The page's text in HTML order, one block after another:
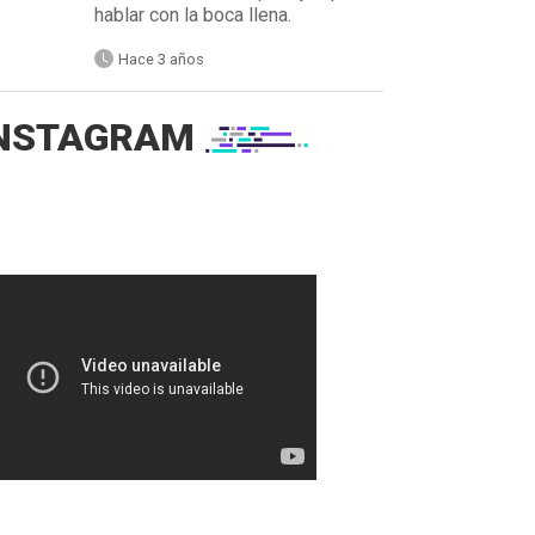
hablar con la boca llena.
Hace 3 años